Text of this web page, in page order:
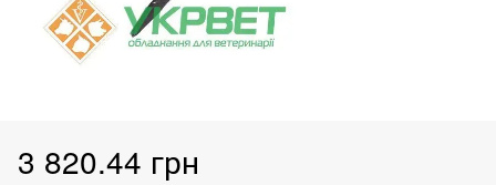
3 820.44 грн